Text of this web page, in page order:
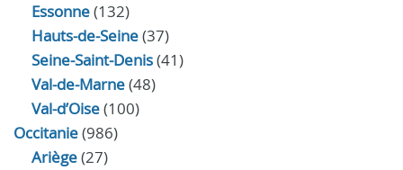
Essonne(132)
Hauts-de-Seine(37)
Seine-Saint-Denis(41)
Val-de-Marne(48)
Val-d’Oise(100)
Occitanie(986)
Ariège(27)